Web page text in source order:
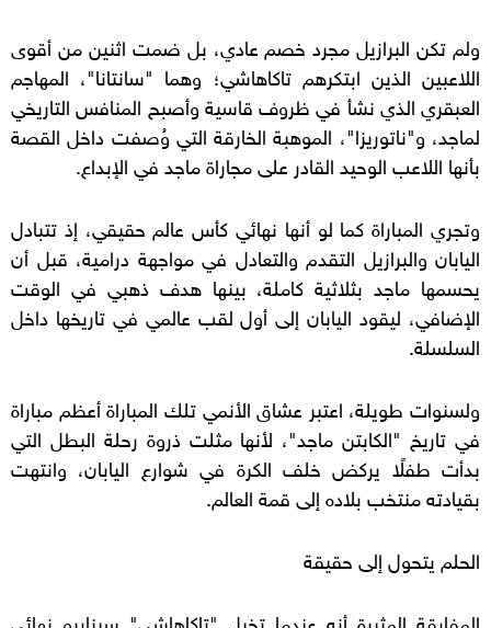
ولم تكن البرازيل مجرد خصم عادي، بل ضمت اثنين من أقوى
اللاعبين الذين ابتكرهم تاكاهاشي؛ وهما "سانتانا"، المهاجم
العبقري الذي نشأ في ظروف قاسية وأصبح المنافس التاريخي
لماجد، و"ناتوريزا"، الموهبة الخارقة التي وُصفت داخل القصة
بأنها اللاعب الوحيد القادر على مجاراة ماجد في الإبداع.
وتجري المباراة كما لو أنها نهائي كأس عالم حقيقي، إذ تتبادل
اليابان والبرازيل التقدم والتعادل في مواجهة درامية، قبل أن
يحسمها ماجد بثلاثية كاملة، بينها هدف ذهبي في الوقت
الإضافي، ليقود اليابان إلى أول لقب عالمي في تاريخها داخل
السلسلة.
ولسنوات طويلة، اعتبر عشاق الأنمي تلك المباراة أعظم مباراة
في تاريخ "الكابتن ماجد"، لأنها مثلت ذروة رحلة البطل التي
بدأت طفلًا يركض خلف الكرة في شوارع اليابان، وانتهت
بقيادته منتخب بلاده إلى قمة العالم.
الحلم يتحول إلى حقيقة
المفارقة المثيرة أنه عندما تخيل "تاكاهاشي" سيناريو نهائي